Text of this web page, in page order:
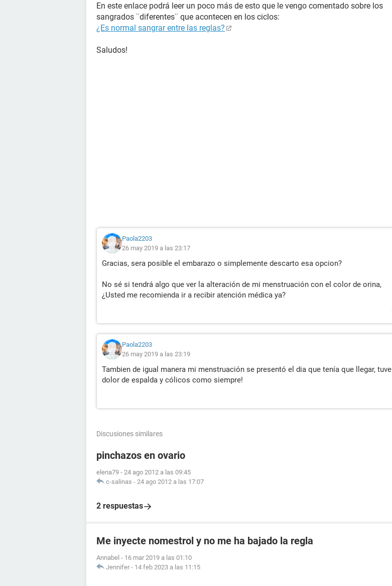
En este enlace podrá leer un poco más de esto que le vengo comentado sobre los
sangrados ¨diferentes¨ que acontecen en los ciclos:
¿Es normal sangrar entre las reglas?
Saludos!
Paola2203
26 may 2019 a las 23:17
Gracias, sera posible el embarazo o simplemente descarto esa opcion?
No sé si tendrá algo que ver la alteración de mi menstruación con el color de orina,
¿Usted me recomienda ir a recibir atención médica ya?
Paola2203
26 may 2019 a las 23:19
Tambien de igual manera mi menstruación se presentó el dia que tenía que llegar, tuve
dolor de espalda y cólicos como siempre!
Discusiones similares
pinchazos en ovario
elena79 - 24 ago 2012 a las 09:45
c-salinas - 24 ago 2012 a las 17:07
2 respuestas
Me inyecte nomestrol y no me ha bajado la regla
Annabel - 16 mar 2019 a las 01:10
Jennifer - 14 feb 2023 a las 11:15